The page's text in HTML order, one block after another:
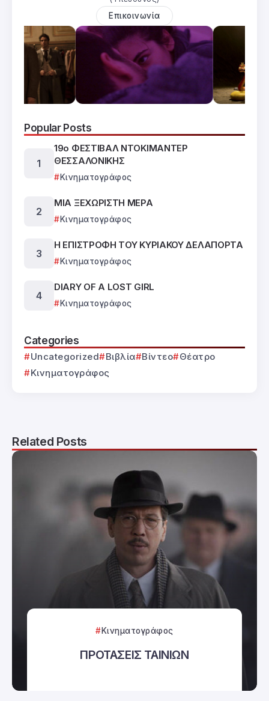
Επικοινωνία
Popular Posts
19ο ΦΕΣΤΙΒΑΛ ΝΤΟΚΙΜΑΝΤΕΡ
ΘΕΣΣΑΛΟΝΙΚΗΣ
Κινηματογράφος
ΜΙΑ ΞΕΧΩΡΙΣΤΗ ΜΕΡΑ
Κινηματογράφος
Η ΕΠΙΣΤΡΟΦΗ ΤΟΥ ΚΥΡΙΑΚΟΥ ΔΕΛΑΠΟΡΤΑ
Κινηματογράφος
DIARY OF A LOST GIRL
Κινηματογράφος
Categories
Uncategorized Βιβλία Βίντεο
Θέατρο
Κινηματογράφος
Related Posts
Κινηματογράφος
ΠΡΟΤΑΣΕΙΣ ΤΑΙΝΙΩΝ